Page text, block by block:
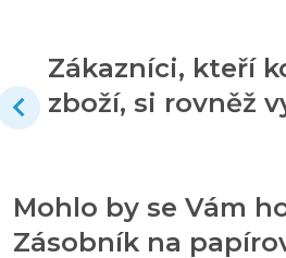
Zákazníci, kteří
zboží, si rovněž
Mohlo by se Vám
Zásobník na